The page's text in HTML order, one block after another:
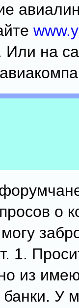
Или на
о
1.
из
У